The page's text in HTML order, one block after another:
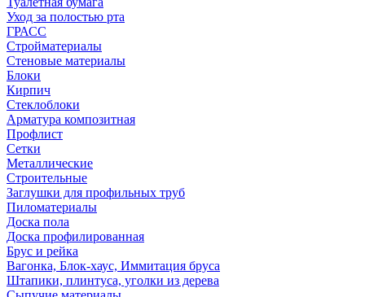
Уход за полостью рта
ГРАСС
Стройматериалы
Стеновые материалы
Блоки
Кирпич
Стеклоблоки
Арматура композитная
Профлист
Сетки
Металлические
Строительные
Заглушки для профильных труб
Пиломатериалы
Доска пола
Доска профилированная
Брус и рейка
Вагонка, Блок-хаус, Иммитация бруса
Штапики, плинтуса, уголки из дерева